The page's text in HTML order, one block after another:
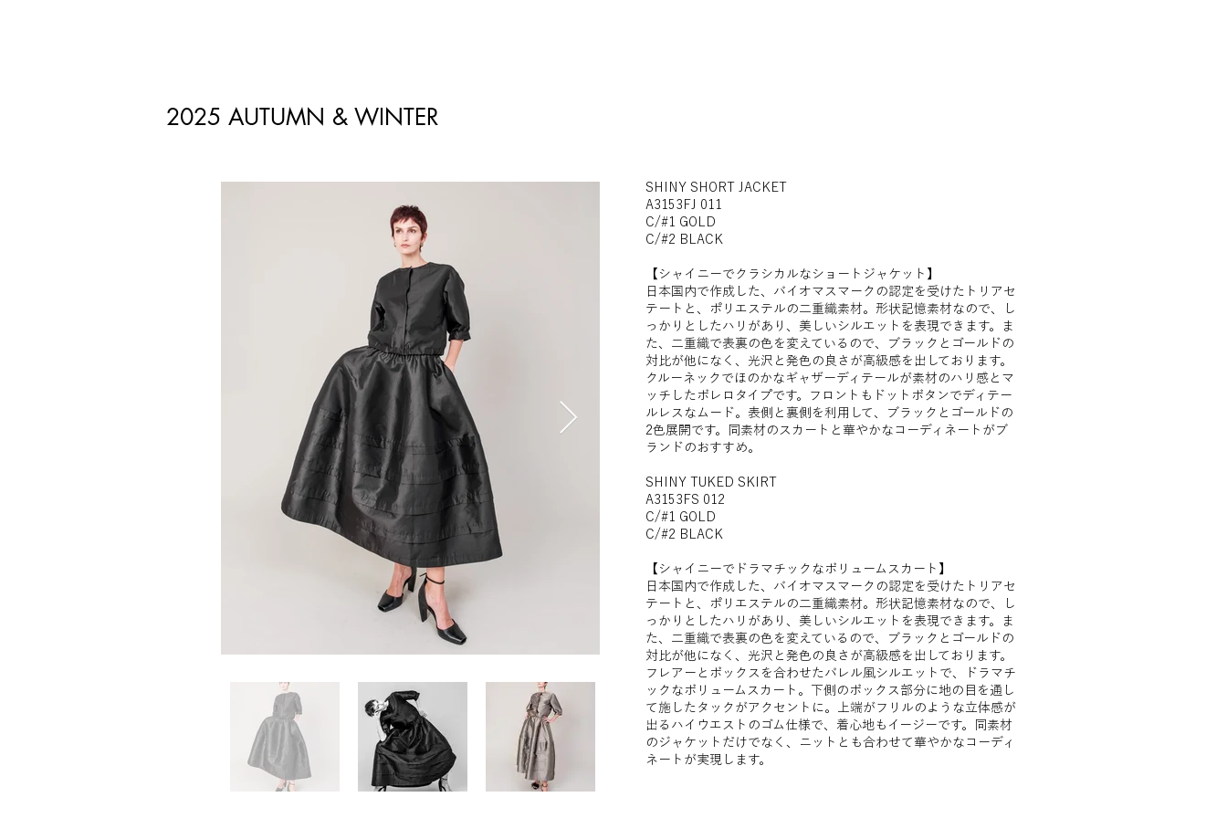
2025 AUTUMN & WINTER
SHINY SHORT JACKET
A3153FJ 011
C/#1 GOLD
C/#2 BLACK
【シャイニーでクラシカルなショートジャケット】
日本国内で作成した、バイオマスマークの認定を受けたトリアセ
テートと、ポリエステルの二重織素材。形状記憶素材なので、し
っかりとしたハリがあり、美しいシルエットを表現できます。ま
た、二重織で表裏の色を変えているので、ブラックとゴールドの
対比が他になく、光沢と発色の良さが高級感を出しております。
クルーネックでほのかなギャザーディテールが素材のハリ感とマ
ッチしたボレロタイプです。フロントもドットボタンでディテー
ルレスなムード。表側と裏側を利用して、ブラックとゴールドの
2色展開です。同素材のスカートと華やかなコーディネートがブ
ランドのおすすめ。
SHINY TUKED SKIRT
A3153FS 012
C/#1 GOLD
C/#2 BLACK
【シャイニーでドラマチックなボリュームスカート】
日本国内で作成した、バイオマスマークの認定を受けたトリアセ
テートと、ポリエステルの二重織素材。形状記憶素材なので、し
っかりとしたハリがあり、美しいシルエットを表現できます。ま
た、二重織で表裏の色を変えているので、ブラックとゴールドの
対比が他になく、光沢と発色の良さが高級感を出しております。
フレアーとボックスを合わせたバレル風シルエットで、ドラマチ
ックなボリュームスカート。下側のボックス部分に地の目を通し
て施したタックがアクセントに。上端がフリルのような立体感が
出るハイウエストのゴム仕様で、着心地もイージーです。同素材
のジャケットだけでなく、ニットとも合わせて華やかなコーディ
ネートが実現します。